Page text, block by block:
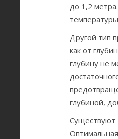
до 1,2
Другой тип
как от
глубину не
глубиной,
Существуют